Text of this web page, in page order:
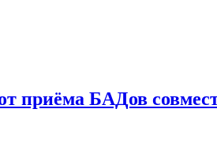
приёма БАДов